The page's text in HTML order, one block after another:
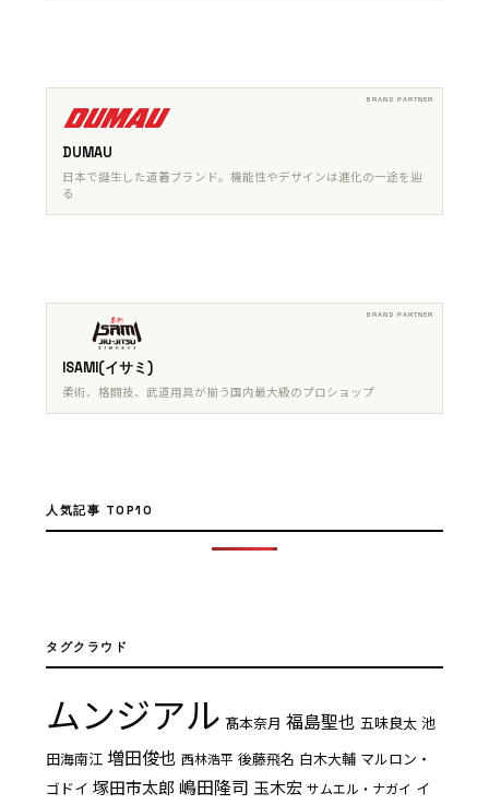
DUMAU
日本で誕生した道着ブランド。機能性やデザインは進化の一途を辿
る
ISAMI(イサミ)
柔術、格闘技、武道用具が揃う国内最大級のプロショップ
人気記事 TOP10
タグクラウド
ムンジアル 髙本奈月 福島聖也 五味良太 池
田海南江 増田俊也 西林浩平 後藤飛名 白木大輔 マルロン・
ゴドイ 塚田市太郎 嶋田隆司 玉木宏 サムエル・ナガイ イ